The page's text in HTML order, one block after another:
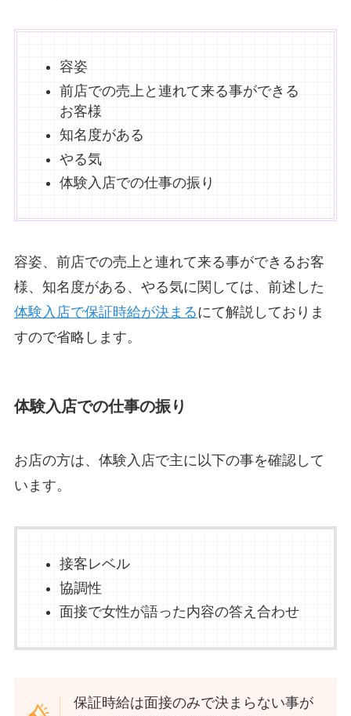
容姿
前店での売上と連れて来る事ができる
お客様
知名度がある
やる気
体験入店での仕事の振り
容姿、前店での売上と連れて来る事ができるお客
様、知名度がある、やる気に関しては、前述した
体験入店で保証時給が決まるにて解説しておりま
すので省略します。
体験入店での仕事の振り
お店の方は、体験入店で主に以下の事を確認して
います。
接客レベル
協調性
面接で女性が語った内容の答え合わせ
保証時給は面接のみで決まらない事が